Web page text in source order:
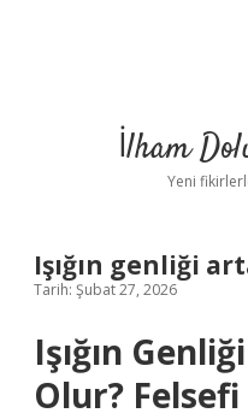
İlham
Yeni
Işığın genliği
Tarih: Şubat 27, 2026
Işığın
Olur?